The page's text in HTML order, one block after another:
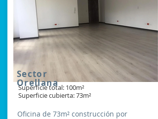
Sector
Orellana
Superficie total: 100m²
Superficie cubierta: 73m²
Oficina de 73m² construcción por